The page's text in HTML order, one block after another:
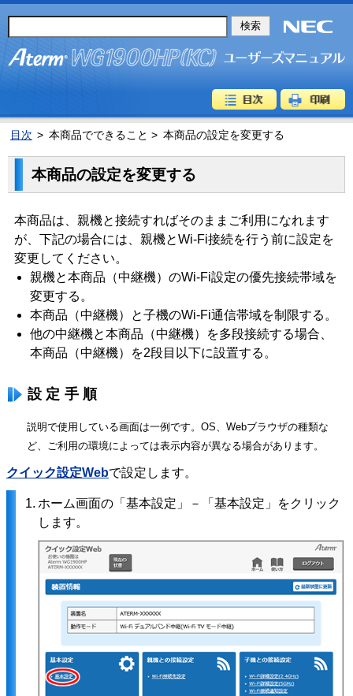
目次 > 本商品でできること > 本商品の設定を変更する
本商品の設定を変更する
本商品は、親機と接続すればそのままご利用になれます
が、下記の場合には、親機とWi-Fi接続を行う前に設定を
変更してください。
親機と本商品（中継機）のWi-Fi設定の優先接続帯域を
変更する。
本商品（中継機）と子機のWi-Fi通信帯域を制限する。
他の中継機と本商品（中継機）を多段接続する場合、
本商品（中継機）を2段目以下に設置する。
設定手順
説明で使用している画面は一例です。OS、Webブラウザの種類な
ど、ご利用の環境によっては表示内容が異なる場合があります。
クイック設定Webで設定します。
1. ホーム画面の「基本設定」－「基本設定」をクリック
します。